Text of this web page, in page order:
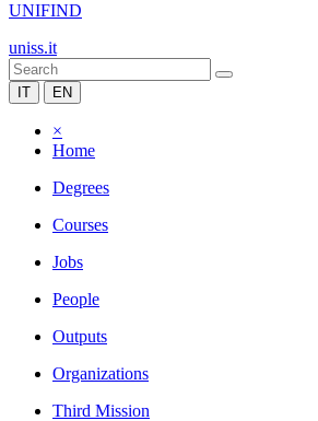
UNIFIND
uniss.it
IT EN
×
Home
Degrees
Courses
Jobs
People
Outputs
Organizations
Third Mission